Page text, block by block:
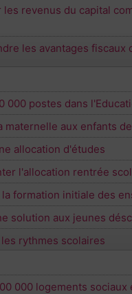
les revenus du capital
les avantages fiscaux
000 postes dans
maternelle aux enfants
allocation d'études
l'allocation rentrée
la formation initiale des
solution aux jeunes
rythmes scolaires
000 logements sociaux